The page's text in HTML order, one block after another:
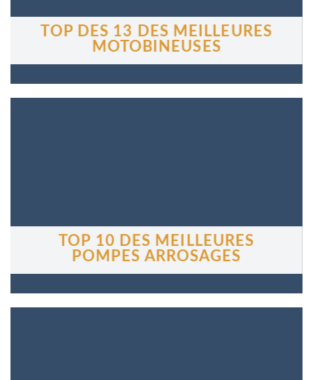
TOP DES 13 DES MEILLEURES
MOTOBINEUSES
TOP 10 DES MEILLEURES
POMPES ARROSAGES